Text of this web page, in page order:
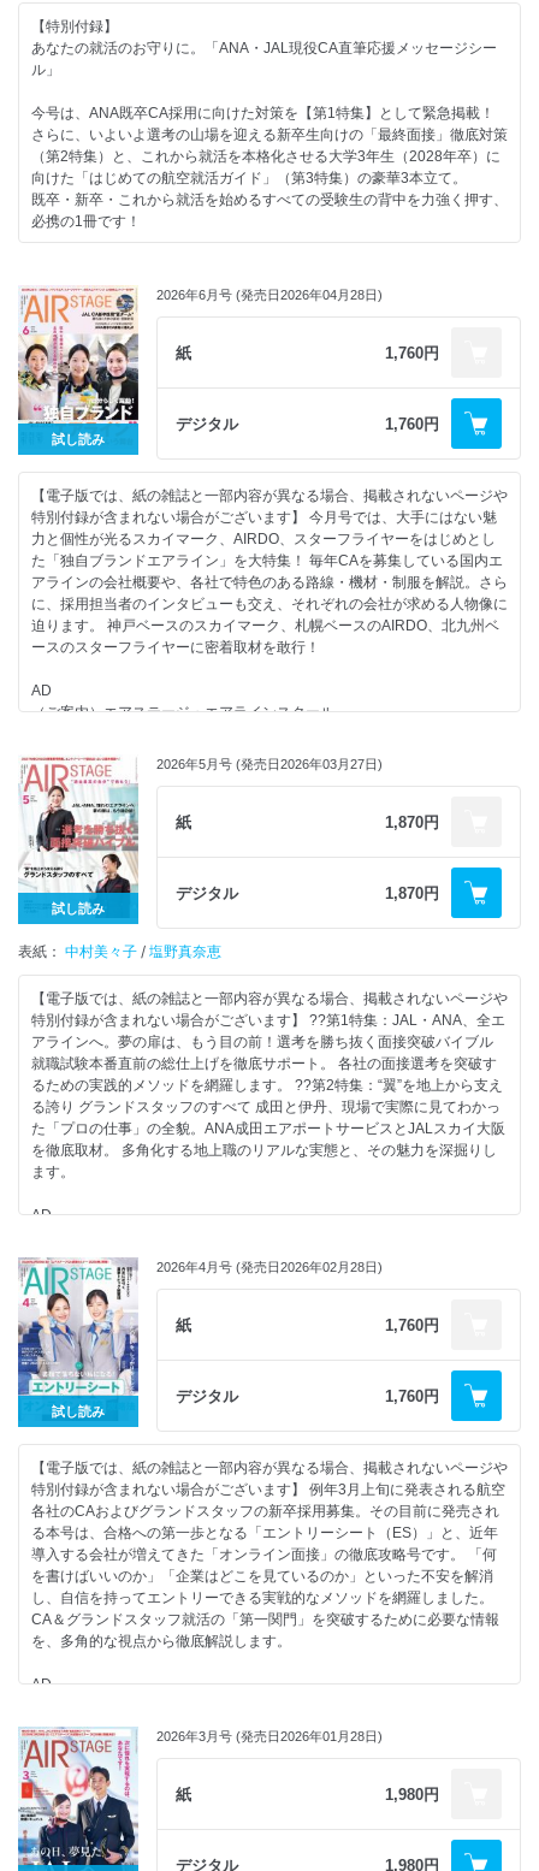
求められる人材像は新卒と同じ？ 既卒ならではの合格する人の共通点
「転職理由」をポジティブに伝える技術 面接官の目を引く「既卒ES」の
書き方 面接官はあなたの「ここ」を見ている！ 社会人経験を武器にする
動機と受験対策 どんな人が夢をかなえている？データから浮かび上がる
既卒合格者像 空の現場で働こう！ 注目求人PICK UP 志望者必見！JAL、
インターンシップ募集 が始まる！ 【短期集中新連載！】グランドスタッ
フ志望者のための空港と仕事の基礎知識 【2026年7月】航空就活スケジ
ュールと今月やっておきたいこと あこがれの現場を実際に見にいこう！
読者モデルが行く会社訪問／ANAウイングス編 （ご案内）エアステー
スクール人気講師が伝授する「受験者が得するヒント」 CAになるための
教科書 CA＆グランドスタッフ 筆記試験講座（国語／英語／社会／理
数） AD 「AIR STAGE」バックナンバーのご案内 CONTENTS AD AD
【特別付録】
あなたの就活のお守りに。「ANA・JAL現役CA直筆応援メッセージシー
ル」
今号は、ANA既卒CA採用に向けた対策を【第1特集】として緊急掲載！
さらに、いよいよ選考の山場を迎える新卒生向けの「最終面接」徹底対策
（第2特集）と、これから就活を本格化させる大学3年生（2028年卒）に
向けた「はじめての航空就活ガイド」（第3特集）の豪華3本立て。
既卒・新卒・これから就活を始めるすべての受験生の背中を力強く押す、
必携の1冊です！
人事のホンネと先輩CAの合格ストーリー
ANA既卒CA 募集に備えよ！
今年度も予定されているANAの既卒CA採用。これまでのキャリアを武器
に青い翼を目指す方へ、既卒採用ならではの合格戦略を解説します。
採用担当者に根掘り葉掘り聞いた「選考突破のポイント」や、受験生の
「知りたい！」に本音で全力回答するQ&Aを大公開。待遇＆福利厚生、
入社後のキャリアまで、ANAで長く働くためのリアルな情報が満載で
す。
＜第2特集＞
面接官の視点でひもとく“合否の分かれ目”
内定をつかむ！最終面接のリアルと極意
最大の関門「最終面接」における、面接官の評価基準を徹底解説します。
身だしなみや立ち居振る舞いのチェックポイント、想定外の質問への対応
法、そして夢を掴んだ先輩たちが肌で感じたことを語り合う「覆面座談
会」まで、最終面接を突破するための実践的ノウハウを凝縮しました。
＜第3特集＞
はじめての航空就活
ゼロからわかる準備＆合格ステップ
2028年度新卒生必見！ 航空業界を目指すなら、時間のある大学3年の夏
が最大のチャンスです。
職種比較MAPや就活カレンダー、運命の1社を見つける自己分析ワークか
ら深い企業研究のやり方、TOEICやインターンシップの「本当のところ」
まで、今すぐ始めるべきアクションを完全網羅。中高生のための航空業界
【その他の注目記事】
・エントリーシステムがグループで一元化「JALグループリクルートセン
ター」新設
・移住して日本各地の魅力を発信！「JALふるさとアンバサダー」新体制
スタート
・あこがれの現場を実際に見にいこう！ 読者モデルが行く会社訪問
ZIPAIR編
・航空業界志望の中高生必見！オープンキャンパスガイド2026
ーCONTENTSー
＜特別付録＞
ANA・JAL現役CA直筆応援メッセージシール
＜特集＞
人事のホンネと先輩CAの合格ストーリー
ANA既卒CA 募集に備えよ！
6 採用担当者に根掘り葉掘りきいた
ANA既卒CA採用 選考突破のポイント
8 CA採用担当者の﨑山菜乃さんが本音でアンサー！
10 ANA CAは長く働ける！
待遇＆福利厚生と入社後のキャリア
12 表紙モデルインタビュー My Sky Story～空の仕事と私の物語～
ANA 既卒客室乗務員
北村 廉さん／佐々木菜摘さん／渡邉ことみさん
＜第2特集＞
面接官の視点でひもとく“合否の分かれ目”
内定をつかむ！最終面接のリアルと極意
・個人面接
26 こんなときどうする？
・最終面接対策 Q＆A
28 夢をつかんだ先輩たちの覆面座談会
合格者が肌で感じた「最終面接」
＜第3特集＞
試し読み
2026年6月号 (発売日2026年04月28日)
紙 1,760円
デジタル 1,760円
【電子版では、紙の雑誌と一部内容が異なる場合、掲載されないページや
特別付録が含まれない場合がございます】 今月号では、大手にはない魅
力と個性が光るスカイマーク、AIRDO、スターフライヤーをはじめとし
た「独自ブランドエアライン」を大特集！ 毎年CAを募集している国内エ
アラインの会社概要や、各社で特色のある路線・機材・制服を解説。さら
に、採用担当者のインタビューも交え、それぞれの会社が求める人物像に
迫ります。 神戸ベースのスカイマーク、札幌ベースのAIRDO、北九州ベ
ースのスターフライヤーに密着取材を敢行！
AD
（ご案内）エアステージ・エアラインスクール
ト
創業15周年、少し大人になったPeach 次なるステージへ！ブランドリ
ニューアルを実施
五感をくすぐる本物の体験 JAL、新サービスが続々デビュー！
【特集】JAL・ANAとも違う濃いチームワーク 自分らしく躍動！ “独自ブ
ランドエアライン”という舞台
毎年採用を行っている11社にフォーカス “独自ブランドエアライン” 企
業研究ガイド／スカイマーク
AIRDO
ソラシドエア
スターフライヤー
Peach
ZIPAIR
ジェットスター・ジャパン
スプリング・ジャパン
フジドリームエアラインズ
IBEXエアラインズ
オリエンタルエアブリッジ
仕事も生活も大切にしたい人へ……地元で叶えるCAの夢 “空”と“暮らし”の
両立で私らしく働く
新千歳空港ベース／AIRDO
合否を分けるのは 「御社で働きたい！」という本気度 書類・面接選考
突破のポイント
書類選考 「熱意」を伝えるESの作り方
面接選考 「本気度」と「自分らしさ」をアピール
新卒CAを採用する独自ブランドエアライン 面接過去問集
【特別企画】JAL CA新卒採用“夏ターム” 勝ち抜くための直前・受験対
策
2026年度もキャリア採用を実施予定！ ANA既卒CA募集に備えよ！
空の現場で働こう！注目求人PICK UP
ここでしか聞けない本音トークが続々！「エアステージCA就職セミナー
2026春」誌上ハイライト
あこがれの現場を実際に見にいこう！読者モデルが行く会社訪問 JALグ
ランドサービス編
（ご案内）エアステージ・エアラインスクール
外資系CA Tokoのチャットルーム
【新連載】エアライン就活のモヤモヤを解決！みんなのお悩み相談室
エアステージ・エアラインスクール 人気講師が伝授する「受験生が得す
るヒント」
CAになるための教科書
エアステージ「教科書シリーズ」ムックのご案内
CONTENTS
AD
AD
試し読み
2026年5月号 (発売日2026年03月27日)
紙 1,870円
デジタル 1,870円
表紙： 中村美々子 / 塩野真奈恵
【電子版では、紙の雑誌と一部内容が異なる場合、掲載されないページや
特別付録が含まれない場合がございます】 ??第1特集：JAL・ANA、全エ
アラインへ。夢の扉は、もう目の前！選考を勝ち抜く面接突破バイブル
就職試験本番直前の総仕上げを徹底サポート。 各社の面接選考を突破す
るための実践的メソッドを網羅します。 ??第2特集：“翼”を地上から支え
る誇り グランドスタッフのすべて 成田と伊丹、現場で実際に見てわかっ
た「プロの仕事」の全貌。ANA成田エアポートサービスとJALスカイ大阪
を徹底取材。 多角化する地上職のリアルな実態と、その魅力を深掘りし
ます。
AD
表紙モデルインタビュー My Sky Story～空の仕事と私の物語～ JAL 客室
乗務員中村美々子さん
表紙モデルインタビュー My Sky Story～空の仕事と私の物語～ JALスカ
イ グランドスタッフ塩野真奈恵さん
憧れの制服を着用して“本物の現場”へ「JAL CA体験プログラム」学生コ
ース密着レポート
【特集】JAL・ANA、憧れのエアラインへ夢の扉は、もう目の前！ 選考
を勝ち抜く面接突破バイブル
“過去最高の自分”で臨むために 合格を引き寄せる面接術
マナー講座
エアステージ・エアラインスクールの講師が熱血指導！ 模擬面接から学
ぶ合格に近づく実践ポイント
合格をつかみ取った先輩たちから学ぶ！ 面接頻出質問と模範回答集
【第2特集】“翼”を地上から支える誇りグランドスタッフのすべて
現場で実際に見て分かった 成田と伊丹、グランドスタッフの仕事の全貌
（ANA成田エアポートサービス／JALスカイ大阪）
笑いもあれば涙もある GSの仕事、本当のところ全部教えます
採用担当者に聞いた グランドスタッフに合格する人とは？
独自ブランドエアライン
外資系エアライン
総代理店
空港インフォメーションスタッフ
拠点・寮・働き方、運命の1社はここ！ あなたにぴったりな会社選び
グランドスタッフを志望するなら知っておきたい 空港の基礎知識
【2026年4月】 航空就活スケジュールと今月やっておきたいこと
試し読み
2026年4月号 (発売日2026年02月28日)
紙 1,760円
デジタル 1,760円
【電子版では、紙の雑誌と一部内容が異なる場合、掲載されないページや
特別付録が含まれない場合がございます】 例年3月上旬に発表される航空
各社のCAおよびグランドスタッフの新卒採用募集。その目前に発売され
る本号は、合格への第一歩となる「エントリーシート（ES）」と、近年
導入する会社が増えてきた「オンライン面接」の徹底攻略号です。 「何
を書けばいいのか」「企業はどこを見ているのか」といった不安を解消
し、自信を持ってエントリーできる実戦的なメソッドを網羅しました。
CA＆グランドスタッフ就活の「第一関門」を突破するために必要な情報
を、多角的な視点から徹底解説します。
AD
ANA、JALが求める“人財像”を徹底理解！「エアステージCA就職セミナー
2026 春」開催！
表紙モデルインタビュー My Sky Story～空の仕事と私の物語～ ANA 客室
乗務員 加藤野乃香さん
表紙モデルインタビュー My Sky Story～空の仕事と私の物語～ ANA 客室
乗務員 都築優美さん
【特集】書類で落ちない私になる！エントリーシート＆オンライン面接
2026年3月号 (発売日2026年01月28日)
紙 1,980円
デジタル 1,980円